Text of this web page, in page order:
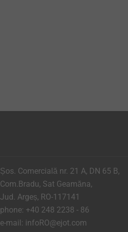
Șos. Comercială nr. 21 A, DN 65 B,
Com.Bradu, Sat Geamăna,
Jud. Argeș, RO-117141
phone: +40 248 2238 - 86
e-mail: infoRO@ejot.com